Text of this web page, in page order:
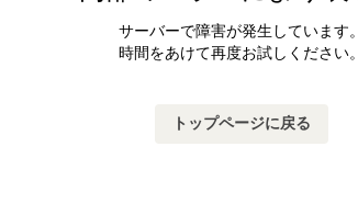
サーバーで障害が発生しています。
時間をあけて再度お試しください。
トップページに戻る